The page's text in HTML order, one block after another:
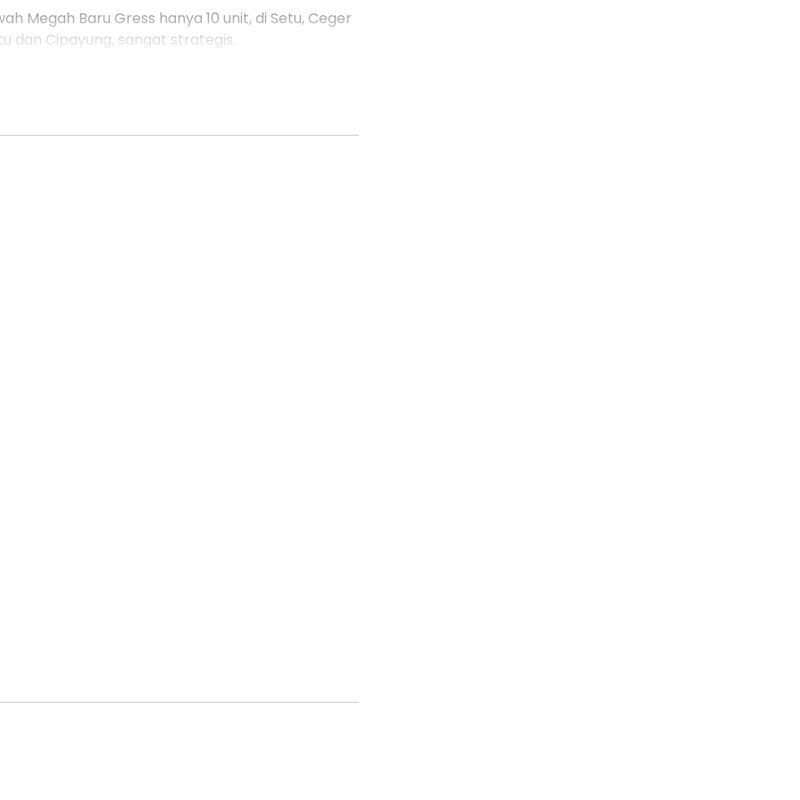
Megah Baru Gress hanya 10 unit, di Setu, Ceger
dan Cipayung, sangat strategis.
tile)